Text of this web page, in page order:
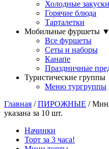
Холодные закуски
Горячие блюда
Тарталетки
Мобильные фуршеты ▼
Все фуршеты
Сеты и наборы
Канапе
Праздничные
Туристические группы
Меню тургруппы
Главная /ПИРОЖНЫЕ /
указана за 10 шт.
Начинки
Торт за 3 часа!